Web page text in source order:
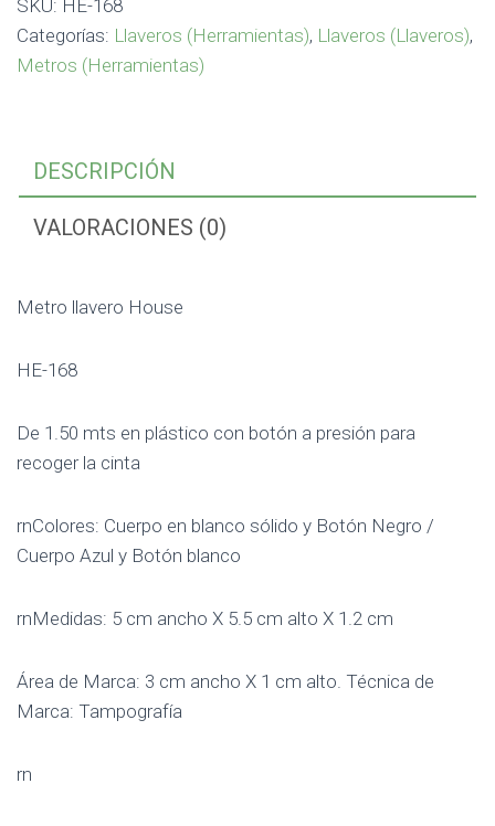
SKU: HE-168
Categorías: Llaveros (Herramientas), Llaveros (Llaveros),
Metros (Herramientas)
DESCRIPCIÓN
VALORACIONES (0)
Metro llavero House
HE-168
De 1.50 mts en plástico con botón a presión para
recoger la cinta
rnColores: Cuerpo en blanco sólido y Botón Negro /
Cuerpo Azul y Botón blanco
rnMedidas: 5 cm ancho X 5.5 cm alto X 1.2 cm
Área de Marca: 3 cm ancho X 1 cm alto. Técnica de
Marca: Tampografía
rn